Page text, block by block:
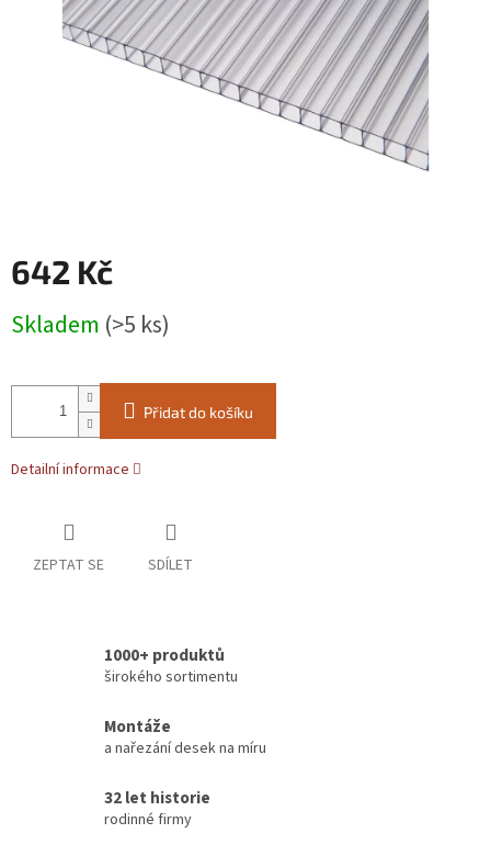
642 Kč
cena:
Skladem (>5 ks)
Přidat do košíku
Detailní informace
ZEPTAT SE SDÍLET
1000+ produktů
širokého sortimentu
Montáže
a nařezání desek na míru
32 let historie
rodinné firmy